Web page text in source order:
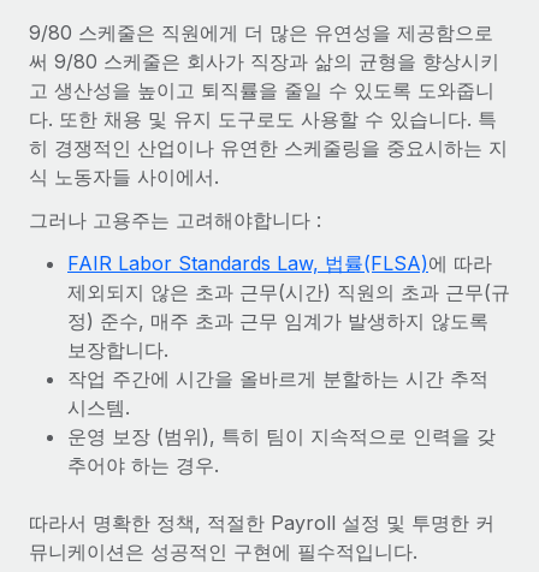
글로벌 인사 및 규정 준수 업무 처리에 전문가 지원 제공
신원 조사
채용 후보자 심사 프로세스 간소화
Compliance Watchtower
기기 관리
전 세계 IT 장비 제공 및 추적 관리
법인 설립
법인 설립을 빠르고 준법적으로 지원
글로벌 인재 이동 및 전근
직원 해외 이전을 간편하게 처리
손쉬운 직원 복리후생 관리
사례 연구
인사이트 센터
지원받기
모든 리소스 보기
EOR 및 PEO
계약자 관리
세금
블로그 둘러보기
블로그
9/80 스케줄은 직원에게 더 많은 유연성을 제공함으로
써 9/80 스케줄은 회사가 직장과 삶의 균형을 향상시키
고 생산성을 높이고 퇴직률을 줄일 수 있도록 도와줍니
다. 또한 채용 및 유지 도구로도 사용할 수 있습니다. 특
히 경쟁적인 산업이나 유연한 스케줄링을 중요시하는 지
식 노동자들 사이에서.
그러나 고용주는 고려해야합니다 :
FAIR Labor Standards Law, 법률(FLSA)에 따라
제외되지 않은 초과 근무(시간) 직원의 초과 근무(규
정) 준수, 매주 초과 근무 임계가 발생하지 않도록
보장합니다.
작업 주간에 시간을 올바르게 분할하는 시간 추적
시스템.
운영 보장 (범위), 특히 팀이 지속적으로 인력을 갖
추어야 하는 경우.
따라서 명확한 정책, 적절한 Payroll 설정 및 투명한 커
뮤니케이션은 성공적인 구현에 필수적입니다.